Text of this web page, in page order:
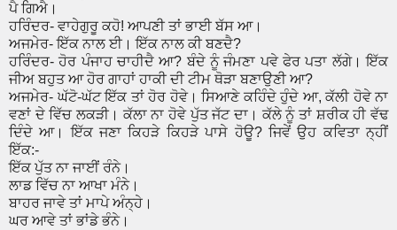
ਪੈ ਗਿਐ।
ਹਰਿੰਦਰ- ਵਾਹੇਗੁਰੂ ਕਹੋ! ਆਪਣੀ ਤਾਂ ਭਾਈ ਬੱਸ ਆ।
ਅਜਮੇਰ- ਇੱਕ ਨਾਲ ਈ। ਇੱਕ ਨਾਲ ਕੀ ਬਣਦੈ?
ਹਰਿੰਦਰ- ਹੋਰ ਪੰਜਾਹ ਚਾਹੀਦੈ ਆ? ਬੰਦੇ ਨੂੰ ਜੰਮਣਾ ਪਵੇ ਫੇਰ ਪਤਾ ਲੱਗੇ। ਇੱਕ
ਜੀਅ ਬਹੁਤ ਆ ਹੋਰ ਗਾਹਾਂ ਹਾਕੀ ਦੀ ਟੀਮ ਥੋੜਾ ਬਣਾਉਣੀ ਆ?
ਅਜਮੇਰ- ਘੱਟੋ-ਘੱਟ ਇੱਕ ਤਾਂ ਹੋਰ ਹੋਵੇ। ਸਿਆਣੇ ਕਹਿੰਦੇ ਹੁੰਦੇ ਆ, ਕੱਲੀ ਹੋਵੇ ਨਾ
ਵਣਾਂ ਦੇ ਵਿੱਚ ਲਕੜੀ। ਕੱਲਾ ਨਾ ਹੋਵੇ ਪੁੱਤ ਜੱਟ ਦਾ। ਕੱਲੇ ਨੂੰ ਤਾਂ ਸ਼ਰੀਕ ਹੀ ਵੱਢ
ਦਿੰਦੇ ਆ। ਇੱਕ ਜਣਾ ਕਿਹੜੇ ਕਿਹੜੇ ਪਾਸੇ ਹੋਊ? ਜਿਵੇਂ ਉਹ ਕਵਿਤਾ ਨ੍ਹੀਂ
ਇੱਕ:-
ਇੱਕ ਪੁੱਤ ਨਾ ਜਾਈਂ ਰੰਨੇ।
ਲਾਡ ਵਿੱਚ ਨਾ ਆਖਾ ਮੰਨੇ।
ਬਾਹਰ ਜਾਵੇ ਤਾਂ ਮਾਪੇ ਅੰਨ੍ਹੇ।
ਘਰ ਆਵੇ ਤਾਂ ਭਾਂਡੇ ਭੰਨੇ।